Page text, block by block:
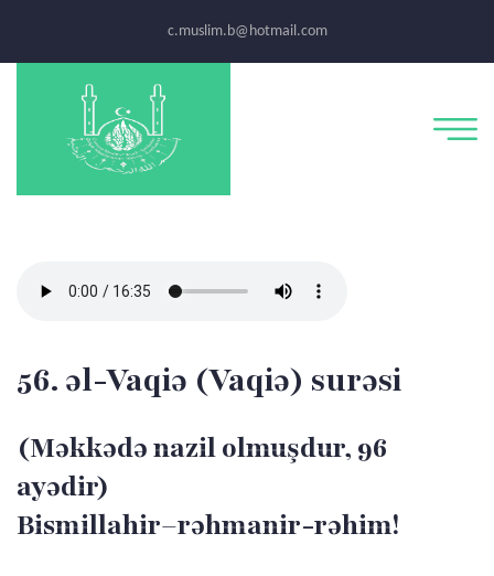
c.muslim.b@hotmail.com
56. əl-Vaqiə (Vaqiə) surəsi
(Məkkədə nazil olmuşdur, 96
ayədir)
Bismillahir–rəhmanir-rəhim!